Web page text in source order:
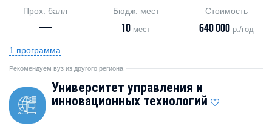
Прох. балл
—
Бюдж. мест
10 мест
Стоимость
640 000 р./год
1 программа
Рекомендуем вуз из другого региона
Университет управления и
инновационных технологий